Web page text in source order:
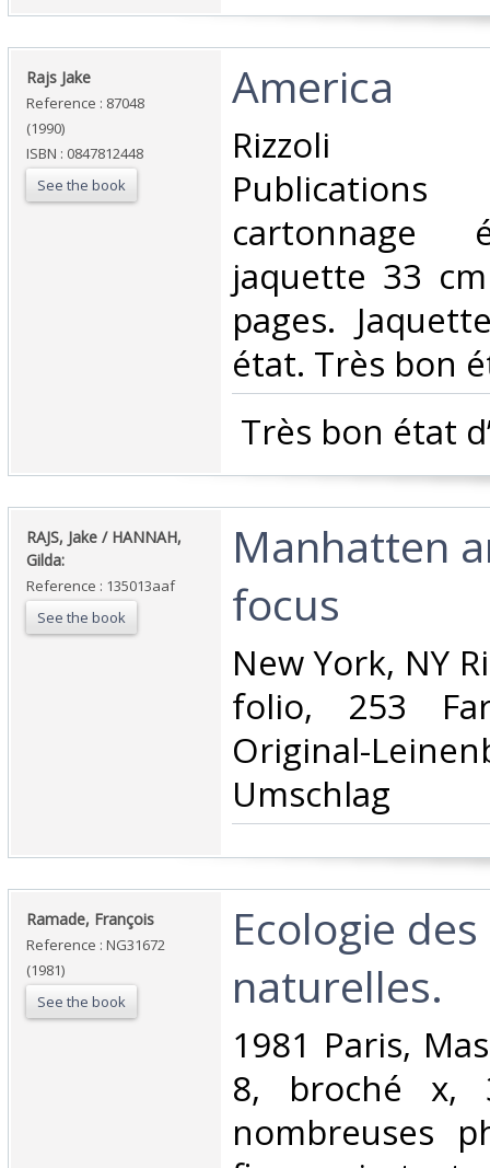
‎Rajs Jake‎
Reference : 87048
(1990)
ISBN : 0847812448
See the book
‎America‎
‎Rizzoli
cartonnage
jaquette 33
pages.
état. Très bon
Très bon état
‎RAJS, Jake / HANNAH,
Gilda:‎
Reference : 135013aaf
See the book
‎Manhatten
focus‎
‎New York, NY
folio, 253
Original-
Umschlag‎
‎Ramade, François‎
Reference : NG31672
(1981)
See the book
‎Ecologie
naturelles.‎
‎1981 Paris,
8, broché x,
nombreuses